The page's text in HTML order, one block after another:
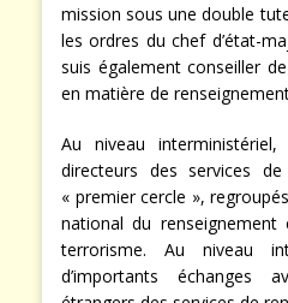
mission sous une double
les ordres du chef d’état-
suis également conseiller
en matière de
Au niveau
directeurs des services
« premier cercle »,
national du
terrorisme. Au niveau
d’importants échanges